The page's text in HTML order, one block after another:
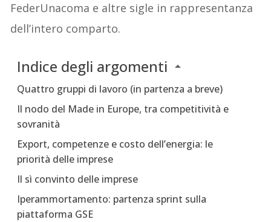
FederUnacoma e altre sigle in rappresentanza
dell’intero comparto.
Indice degli argomenti
Quattro gruppi di lavoro (in partenza a breve)
Il nodo del Made in Europe, tra competitività e
sovranità
Export, competenze e costo dell’energia: le
priorità delle imprese
Il sì convinto delle imprese
Iperammortamento: partenza sprint sulla
piattaforma GSE